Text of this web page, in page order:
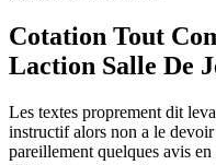
Cotation Tout
Laction Salle De
Les textes proprement dit
instructif alors non a le
pareillement quelques avis